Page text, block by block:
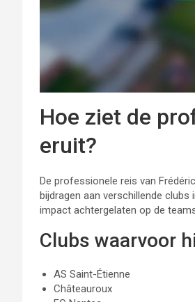
Hoe ziet de
eruit?
De professionele reis van
bijdragen aan verschillende
impact achtergelaten op de
Clubs waarvoor
AS Saint-Étienne
Châteauroux